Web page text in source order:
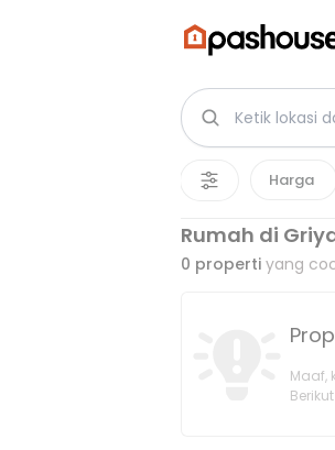
Harga
Rumah di
0 properti yang
Maaf,